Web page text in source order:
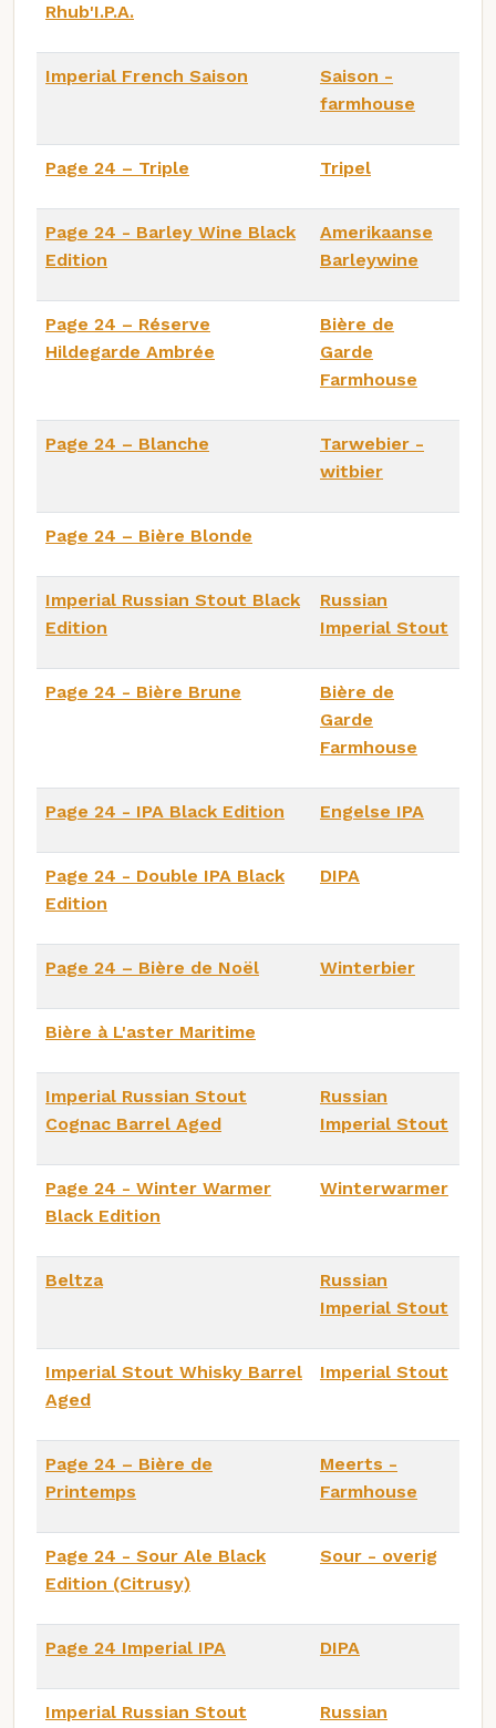
Rhub'I.P.A.
Imperial French Saison
Saison -
farmhouse
Page 24 – Triple Tripel
Page 24 - Barley Wine Black
Edition
Amerikaanse
Barleywine
Page 24 – Réserve
Hildegarde Ambrée
Bière de
Garde
Farmhouse
Page 24 – Blanche
Tarwebier -
witbier
Page 24 – Bière Blonde
Imperial Russian Stout Black
Edition
Russian
Imperial Stout
Page 24 - Bière Brune
Bière de
Garde
Farmhouse
Page 24 - IPA Black Edition Engelse IPA
Page 24 - Double IPA Black
Edition
DIPA
Page 24 – Bière de Noël Winterbier
Bière à L'aster Maritime
Imperial Russian Stout
Cognac Barrel Aged
Russian
Imperial Stout
Page 24 - Winter Warmer
Black Edition
Winterwarmer
Beltza
Russian
Imperial Stout
Imperial Stout Whisky Barrel
Aged
Imperial Stout
Page 24 – Bière de
Printemps
Meerts -
Farmhouse
Page 24 - Sour Ale Black
Edition (Citrusy)
Sour - overig
Page 24 Imperial IPA DIPA
Imperial Russian Stout
Russian